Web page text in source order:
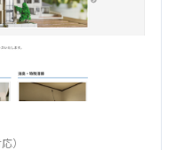
）